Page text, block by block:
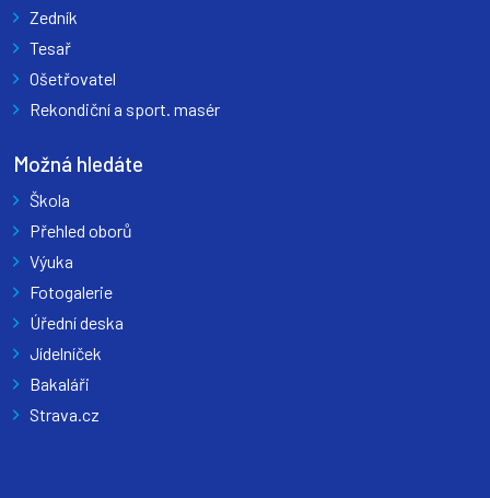
Zedník
Tesař
Ošetřovatel
Rekondiční a sport. masér
Možná hledáte
Škola
Přehled oborů
Výuka
Fotogalerie
Úřední deska
Jídelníček
Bakaláři
Strava.cz